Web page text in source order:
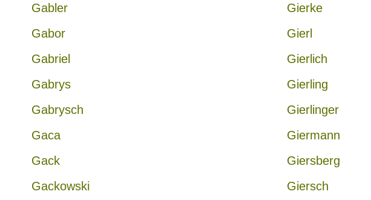
Gabler
Gabor
Gabriel
Gabrys
Gabrysch
Gaca
Gack
Gackowski
Gierke
Gierl
Gierlich
Gierling
Gierlinger
Giermann
Giersberg
Giersch